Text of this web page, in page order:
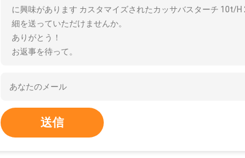
に興味があります カスタマイズされたカッサバスターチ 10t/
細を送っていただけませんか。
ありがとう！
お返事を待って。
送信